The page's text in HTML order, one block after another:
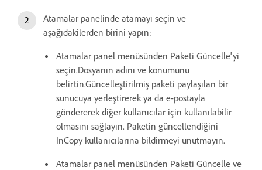
Atamalar panelinde atamayı seçin ve
aşağıdakilerden birini yapın:
Atamalar panel menüsünden Paketi Güncelle'yi
seçin.Dosyanın adını ve konumunu
belirtin.Güncelleştirilmiş paketi paylaşılan bir
sunucuya yerleştirerek ya da e-postayla
göndererek diğer kullanıcılar için kullanılabilir
olmasını sağlayın. Paketin güncellendiğini
InCopy kullanıcılarına bildirmeyi unutmayın.
Atamalar panel menüsünden Paketi Güncelle ve